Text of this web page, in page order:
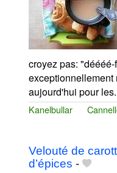
croyez pas:
exceptionnellement
aujourd'hui pour
Kanelbullar
Velouté de
d’épices -